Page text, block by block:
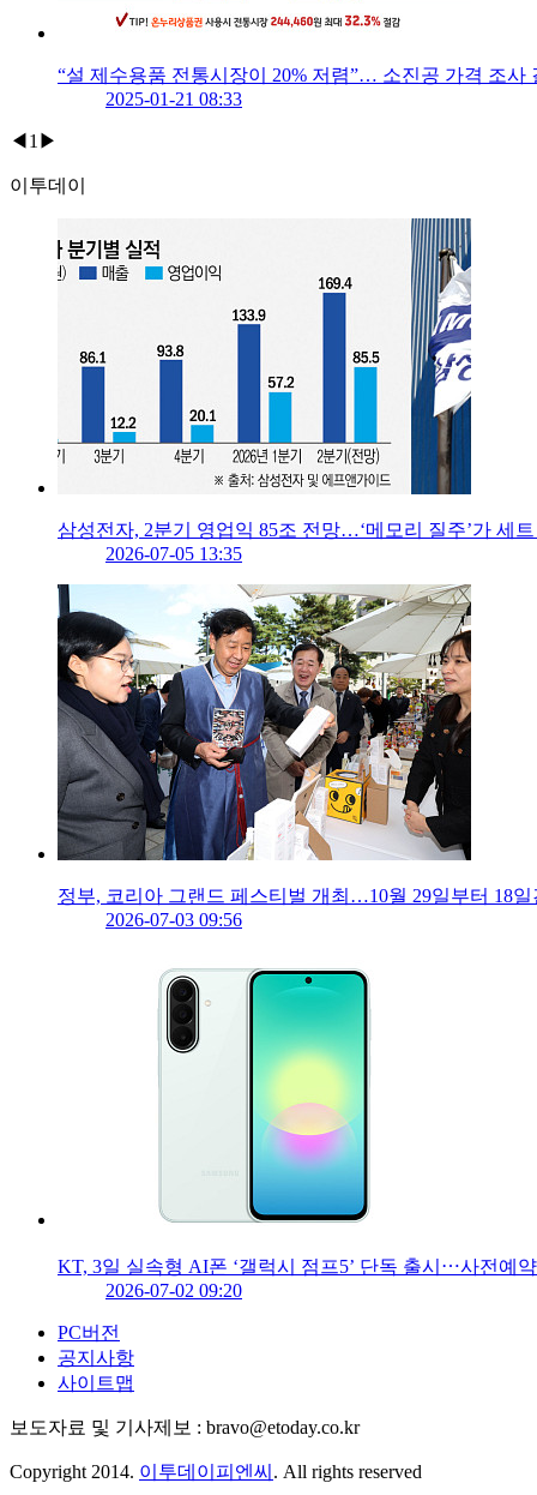
“설 제수용품 전통시장이 20% 저렴”… 소진공 가격 조사
2025-01-21 08:33
◀ 1 ▶
이투데이
삼성전자, 2분기 영업익 85조 전망…‘메모리 질주’가 세
2026-07-05 13:35
정부, 코리아 그랜드 페스티벌 개최…10월 29일부터 18일
2026-07-03 09:56
KT, 3일 실속형 AI폰 ‘갤럭시 점프5’ 단독 출시⋯사전예
2026-07-02 09:20
PC버전
공지사항
사이트맵
보도자료 및 기사제보 : bravo@etoday.co.kr
Copyright 2014. 이투데이피엔씨 . All rights reserved